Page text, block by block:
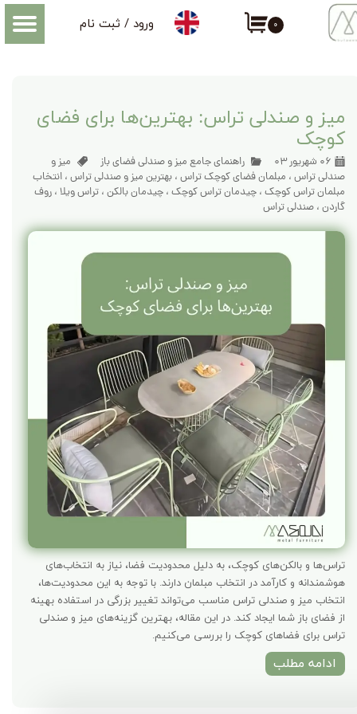
۰ ورود / ثبت نام
حساب کاربری من
خروج از حساب کاربری
میز و صندلی تراس: بهترین‌ها برای فضای
کوچک
۰۶ شهریور ۰۳ راهنمای جامع میز و صندلی فضای باز
میز و
صندلی تراس ، مبلمان فضای کوچک تراس ، بهترین میز و صندلی تراس ، انتخاب
مبلمان تراس کوچک ، چیدمان تراس کوچک ، چیدمان بالکن ، تراس ویلا ، روف
گاردن ، صندلی تراس
تراس‌ها و بالکن‌های کوچک، به دلیل محدودیت فضا، نیاز به انتخاب‌های
هوشمندانه و کارآمد در انتخاب مبلمان دارند. با توجه به این محدودیت‌ها،
انتخاب میز و صندلی تراس مناسب می‌تواند تغییر بزرگی در استفاده بهینه
از فضای باز شما ایجاد کند. در این مقاله، بهترین گزینه‌های میز و صندلی
تراس برای فضاهای کوچک را بررسی می‌کنیم.
ادامه مطلب